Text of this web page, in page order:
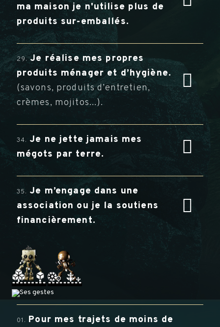
ma maison je n'utilise plus de
produits sur-emballés.
29. Je réalise mes propres
produits ménager et d’hygiène.
(savons, produits d’entretien,
crèmes, mojitos...).
34. Je ne jette jamais mes
mégots par terre.
35. Je m’engage dans une
association ou je la soutiens
financièrement.
01. Pour mes trajets de moins de